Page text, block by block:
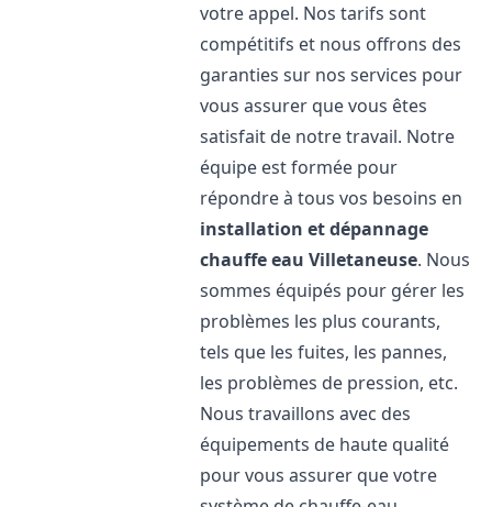
votre appel. Nos tarifs sont
compétitifs et nous offrons des
garanties sur nos services pour
vous assurer que vous êtes
satisfait de notre travail. Notre
équipe est formée pour
répondre à tous vos besoins en
installation et dépannage
chauffe eau Villetaneuse. Nous
sommes équipés pour gérer les
problèmes les plus courants,
tels que les fuites, les pannes,
les problèmes de pression, etc.
Nous travaillons avec des
équipements de haute qualité
pour vous assurer que votre